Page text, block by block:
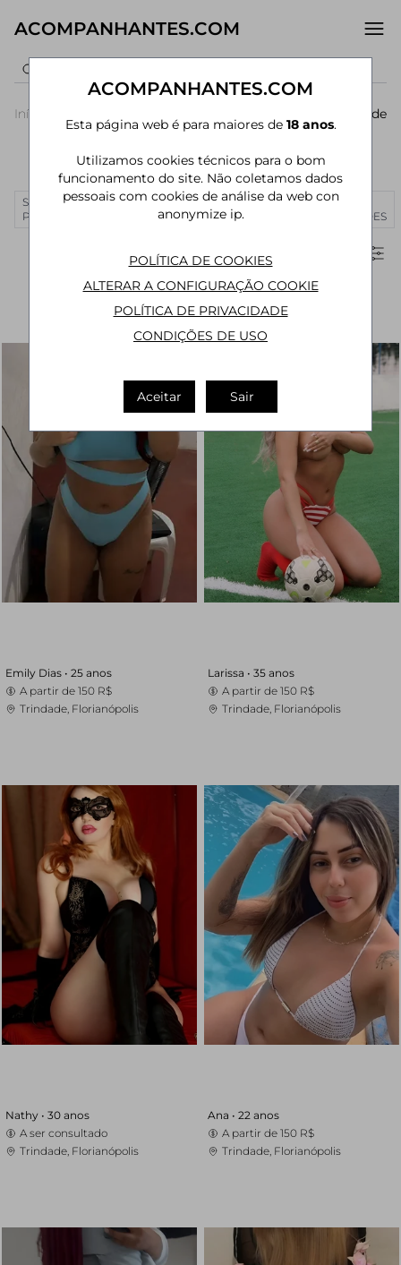
ACOMPANHANTES.COM
Início
Catarina
Florianópolis
Trindade
Acompanhantes em Trindade
SÃO
PAULO
RIO DE
CURITIBA MANAUS
JOÃO
MAIS
CIDADES
Emily Dias • 25 anos
A partir de 150 R$
Trindade, Florianópolis
Larissa • 35 anos
A partir de 150 R$
Trindade, Florianópolis
Nathy • 30 anos
A ser consultado
Trindade, Florianópolis
Ana • 22 anos
A partir de 150 R$
Trindade, Florianópolis
ACOMPANHANTES.COM
Esta página web é para maiores de 18 anos.
Utilizamos cookies técnicos para o bom
funcionamento do site. Não coletamos dados
pessoais com cookies de análise da web con
anonymize ip.
POLÍTICA DE COOKIES
ALTERAR A CONFIGURAÇÃO COOKIE
POLÍTICA DE PRIVACIDADE
CONDIÇÕES DE USO
Aceitar Sair